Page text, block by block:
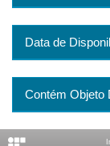
Data de
Contém Objeto